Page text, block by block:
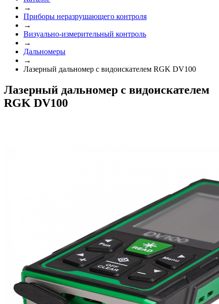
→
Приборы неразрушающего контроля
→
Визуально-измерительный контроль
→
Дальномеры
→
Лазерный дальномер с видоискателем RGK DV100
Лазерный дальномер с видоискателем
RGK DV100